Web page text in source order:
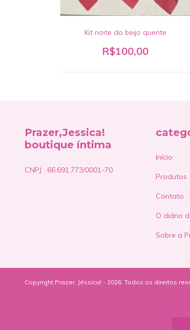
Kit noite do beijo quente
R$100,00
Prazer,Jessica!
boutique íntima
CNPJ : 66.691.773/0001-70
Início
Produtos
Contato
O diário
Sobre a
Copyright Prazer, Jéssica! - 2026. Todos os direitos